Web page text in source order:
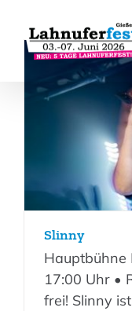
Inhalt
springen
Slinny
Hauptbühne
17:00 Uhr •
frei! Slinny